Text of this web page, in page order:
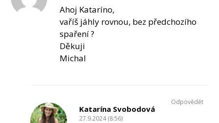
Ahoj Kataríno,
vaříš jáhly rovnou, bez předchozího
spaření ?
Děkuji
Michal
Katarína Svobodová
27.9.2024 (8:56)
Odpovědět